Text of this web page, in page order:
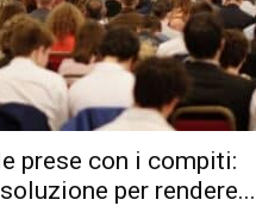
prese con i compiti:
per rendere...